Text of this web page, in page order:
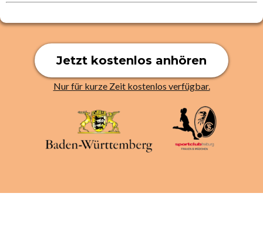
Jetzt kostenlos anhören
Nur für kurze Zeit kostenlos verfügbar.